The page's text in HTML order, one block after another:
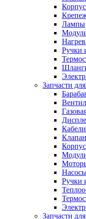
Лампы
Ручки
Запчасти
Ручки
Запчасти